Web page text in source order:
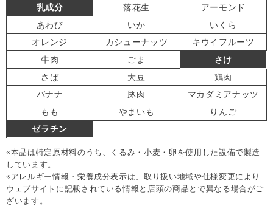
乳成分
落花生
アーモンド
あわび
いか
いくら
オレンジ
カシューナッツ
キウイフルーツ
牛肉
ごま
さけ
さば
大豆
鶏肉
バナナ
豚肉
マカダミアナッツ
もも
やまいも
りんご
ゼラチン
※本品は特定原材料のうち、くるみ・小麦・卵を使用した設備で製造
しています。
※アレルギー情報・栄養成分表示は、取り扱い地域や仕様変更により
ウェブサイトに記載されている情報と店頭の商品とで異なる場合がご
ざいます。